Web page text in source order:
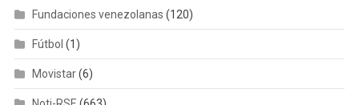
Fundaciones venezolanas (120)
Fútbol (1)
Movistar(6)